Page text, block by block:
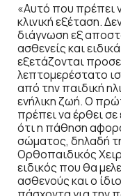
«Αυτό που πρέπει
κλινική εξέταση.
διάγνωση εξ
ασθενείς και
εξετάζονται
λεπτομερέστατο
από την παιδική
ενήλικη ζωή. Ο
πρέπει να έρθει
ότι η πάθηση
σώματος, δηλαδή
Ορθοπαιδικός
ειδικός που θα
ασθενούς και ο